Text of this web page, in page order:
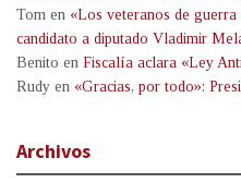
Tom en «Los veteranos de
candidato a diputado Vladimir
Benito en Fiscalía aclara «Ley
Rudy en «Gracias, por todo»:
Archivos